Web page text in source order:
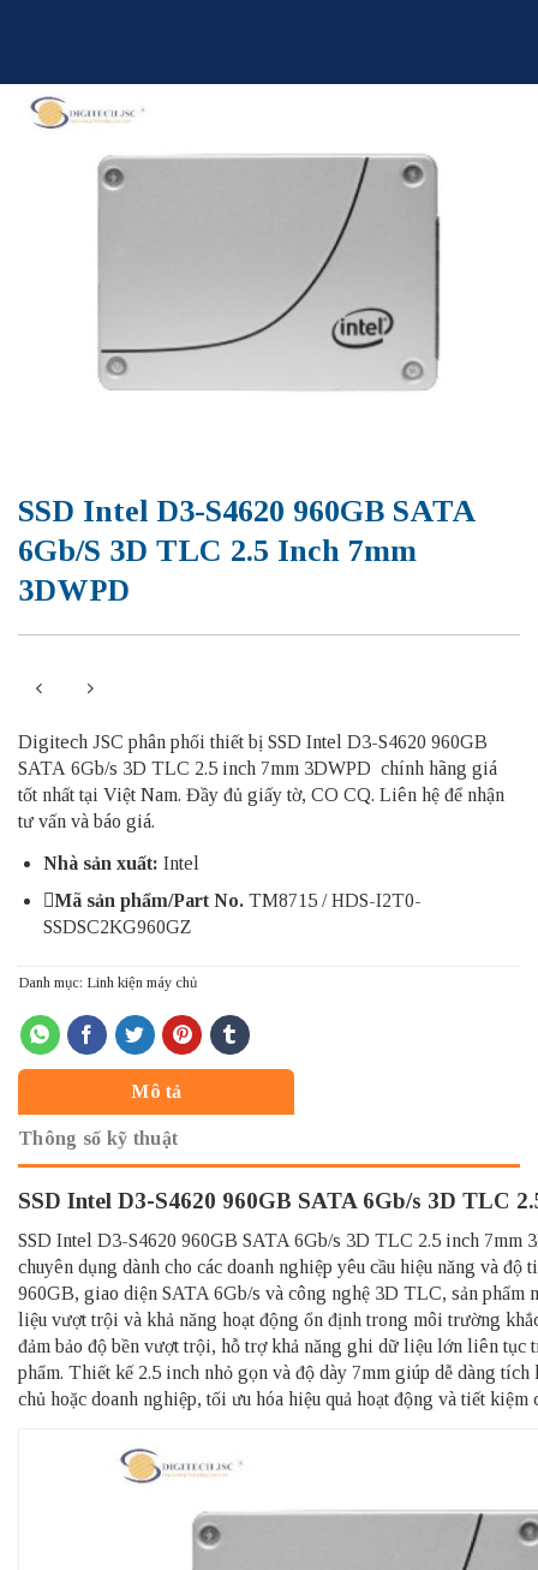
SSD Intel D3-S4620 960GB SATA
6Gb/s 3D TLC 2.5 Inch 7mm
3DWPD
Digitech JSC phân phối thiết bị SSD Intel D3-S4620 960GB
SATA 6Gb/s 3D TLC 2.5 inch 7mm 3DWPD chính hãng giá
tốt nhất tại Việt Nam. Đầy đủ giấy tờ, CO CQ. Liên hệ để nhận
tư vấn và báo giá.
Nhà sản xuất: Intel
Mã sản phẩm/Part No. TM8715/ HDS-I2T0-
SSDSC2KG960GZ
Danh mục: Linh kiện máy chủ
Mô tả
Thông số kỹ thuật
SSD Intel D3-S4620 960GB SATA 6Gb/s 3D TLC
SSD Intel D3-S4620 960GB SATA 6Gb/s 3D TLC 2.5 inch 7mm
chuyên dụng dành cho các doanh nghiệp yêu cầu hiệu năng và
960GB, giao diện SATA 6Gb/s và công nghệ 3D TLC, sản phẩm
liệu vượt trội và khả năng hoạt động ổn định trong môi trường
đảm bảo độ bền vượt trội, hỗ trợ khả năng ghi dữ liệu lớn liên tục
phẩm. Thiết kế 2.5 inch nhỏ gọn và độ dày 7mm giúp dễ dàng tích
chủ hoặc doanh nghiệp, tối ưu hóa hiệu quả hoạt động và tiết kiệm